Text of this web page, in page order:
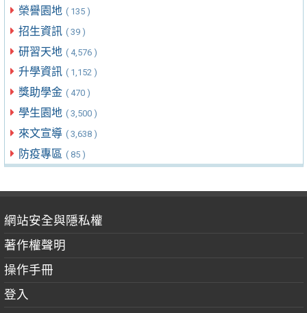
榮譽園地 ( 135 )
招生資訊 ( 39 )
研習天地 ( 4,576 )
升學資訊 ( 1,152 )
獎助學金 ( 470 )
學生園地 ( 3,500 )
來文宣導 ( 3,638 )
防疫專區 ( 85 )
網站安全與隱私權
著作權聲明
操作手冊
登入